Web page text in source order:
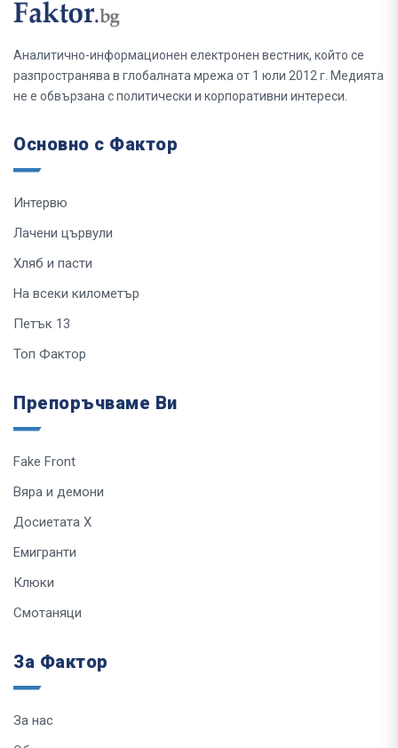
Аналитично-информационен електронен вестник, който се
разпространява в глобалната мрежа от 1 юли 2012 г. Медията
не е обвързана с политически и корпоративни интереси.
Основно с Фактор
Интервю
Лачени цървули
Хляб и пасти
На всеки километър
Петък 13
Топ Фактор
Препоръчваме Ви
Fake Front
Вяра и демони
Досиетата Х
Емигранти
Клюки
Смотаняци
За Фактор
За нас